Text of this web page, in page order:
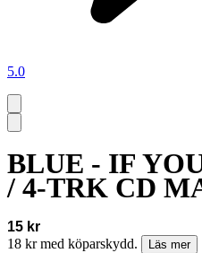
5.0
BLUE - IF
/ 4-TRK CD
15 kr
18 kr med köparskydd.
Läs mer